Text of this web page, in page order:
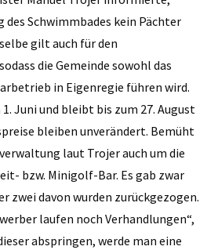
des Schwimmbades kein Pächter
gilt auch für den
die Gemeinde sowohl das
in Eigenregie führen wird.
Juni und bleibt bis zum 27. August
bleiben unverändert. Bemüht
laut Trojer auch um die
bzw. Minigolf-Bar. Es gab zwar
zwei davon wurden zurückgezogen.
laufen noch Verhandlungen“,
abspringen, werde man eine